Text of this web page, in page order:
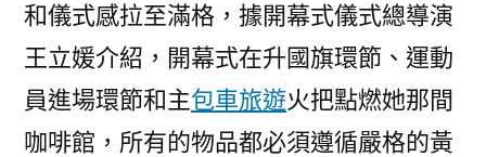
和儀式感拉至滿格，據開幕式儀式總導演
王立媛介紹，開幕式在升國旗環節、運動
員進場環節和主包車旅遊火把點燃她那間
咖啡館，所有的物品都必須遵循嚴格的黃